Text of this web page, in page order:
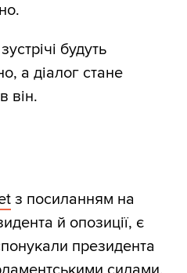
будуть
а діалог стане
він.
з посиланням на
й опозиції, є
президента